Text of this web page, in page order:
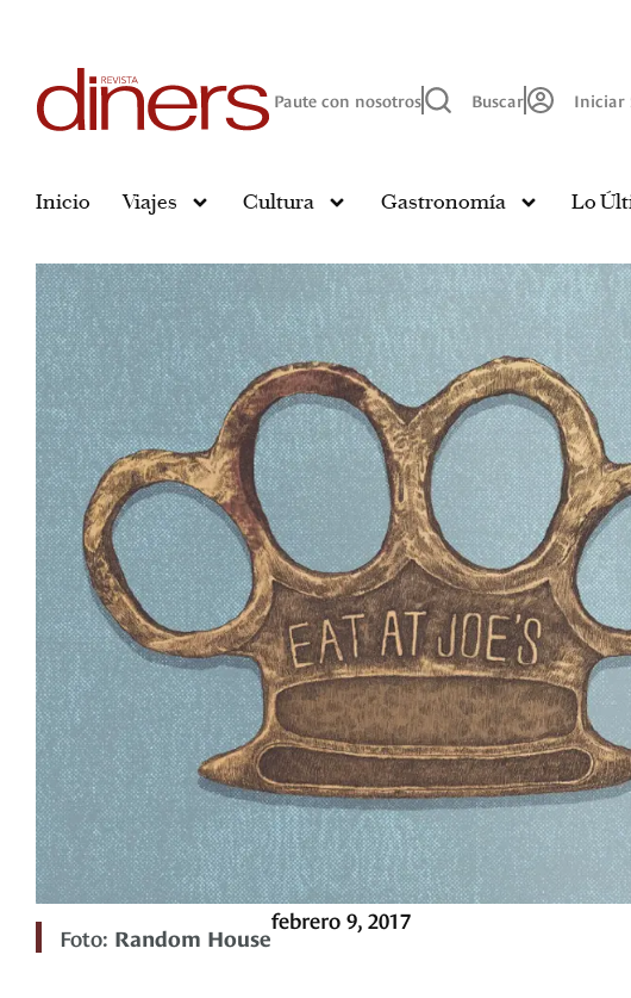
Paute con nosotros Buscar Iniciar
Inicio Viajes Cultura Gastronomía Lo
Foto: Random House
febrero 9, 2017